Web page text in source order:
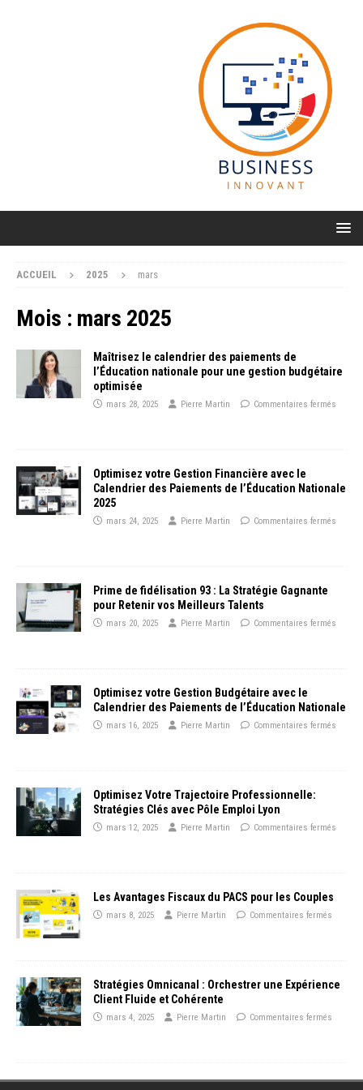
ACCUEIL 2025 mars
Mois : mars 2025
Maîtrisez le calendrier des paiements de
l’Éducation nationale pour une gestion budgétaire
optimisée
mars 28, 2025 Pierre Martin Commentaires fermés
Optimisez votre Gestion Financière avec le
Calendrier des Paiements de l’Éducation Nationale
2025
mars 24, 2025 Pierre Martin Commentaires fermés
Prime de fidélisation 93 : La Stratégie Gagnante
pour Retenir vos Meilleurs Talents
mars 20, 2025 Pierre Martin Commentaires fermés
Optimisez votre Gestion Budgétaire avec le
Calendrier des Paiements de l’Éducation Nationale
mars 16, 2025 Pierre Martin Commentaires fermés
Optimisez Votre Trajectoire Professionnelle:
Stratégies Clés avec Pôle Emploi Lyon
mars 12, 2025 Pierre Martin Commentaires fermés
Les Avantages Fiscaux du PACS pour les Couples
mars 8, 2025 Pierre Martin Commentaires fermés
Stratégies Omnicanal : Orchestrer une Expérience
Client Fluide et Cohérente
mars 4, 2025 Pierre Martin Commentaires fermés